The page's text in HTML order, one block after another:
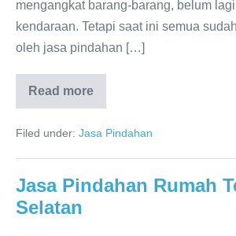
mengangkat barang-barang, belum lagi
kendaraan. Tetapi saat ini semua
oleh jasa pindahan […]
Read more
Jasa
Pindahan
Filed under: Jasa Pindahan
Jasa Pindahan Rumah
Selatan